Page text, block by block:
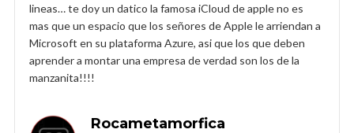
lineas… te doy un datico la famosa iCloud de apple no es
mas que un espacio que los señores de Apple le arriendan a
Microsoft en su plataforma Azure, asi que los que deben
aprender a montar una empresa de verdad son los de la
manzanita!!!!
Rocametamorfica